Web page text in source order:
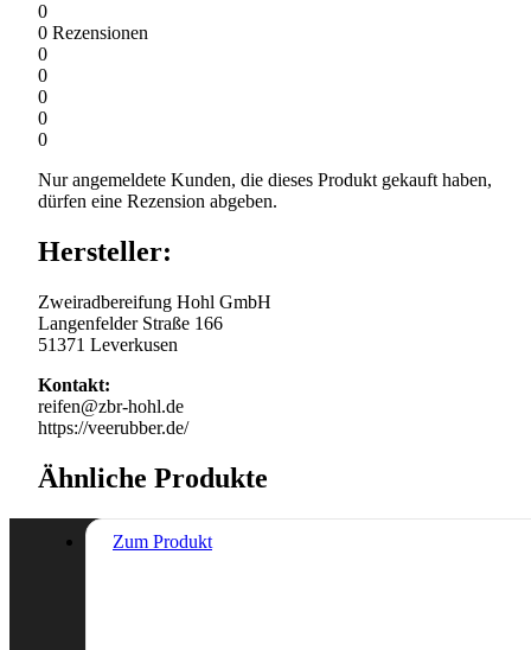
0
0 Rezensionen
0
0
0
0
0
Nur angemeldete Kunden, die dieses Produkt gekauft haben,
dürfen eine Rezension abgeben.
Hersteller:
Zweiradbereifung Hohl GmbH
Langenfelder Straße 166
51371 Leverkusen
Kontakt:
reifen@zbr-hohl.de
https://veerubber.de/
Ähnliche Produkte
Zum Produkt